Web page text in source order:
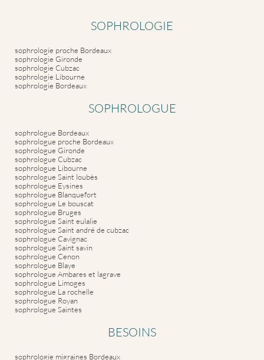
SOPHROLOGIE
sophrologie proche Bordeaux
sophrologie Gironde
sophrologie Cubzac
sophrologie Libourne
sophrologie Bordeaux
SOPHROLOGUE
sophrologue Bordeaux
sophrologue proche Bordeaux
sophrologue Gironde
sophrologue Cubzac
sophrologue Libourne
sophrologue Saint loubès
sophrologue Eysines
sophrologue Blanquefort
sophrologue Le bouscat
sophrologue Bruges
sophrologue Saint eulalie
sophrologue Saint andré de cubzac
sophrologue Cavignac
sophrologue Saint savin
sophrologue Cenon
sophrologue Blaye
sophrologue Ambares et lagrave
sophrologue Limoges
sophrologue La rochelle
sophrologue Royan
sophrologue Saintes
BESOINS
sophrologie migraines Bordeaux